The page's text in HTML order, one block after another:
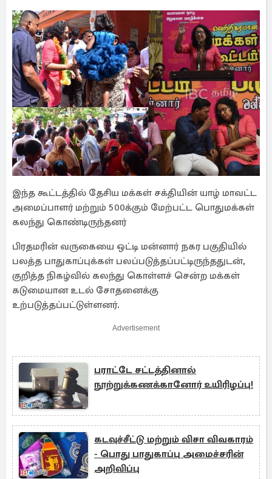
இந்த கூட்டத்தில் தேசிய மக்கள் சக்தியின் யாழ் மாவட்ட
அமைப்பாளர் மற்றும் 500க்கும் மேற்பட்ட பொதுமக்கள்
கலந்து கொண்டிருந்தனர்
பிரதமரின் வருகையை ஒட்டி மன்னார் நகர பகுதியில்
பலத்த பாதுகாப்புக்கள் பலப்படுத்தப்பட்டிருந்ததுடன்,
குறித்த நிகழ்வில் கலந்து கொள்ளச் சென்ற மக்கள்
கடுமையான உடல் சோதனைக்கு
உற்படுத்தப்பட்டுள்ளனர்.
Advertisement
பராட்டே சட்டத்தினால்
நூற்றுக்கணக்கானோர் உயிரிழப்பு!
கடவுச்சீட்டு மற்றும் விசா விவகாரம்
- பொது பாதுகாப்பு அமைச்சரின்
அறிவிப்பு